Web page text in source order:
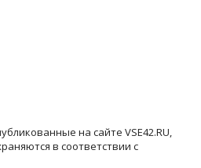
на сайте VSE42.RU,
в соответствии с